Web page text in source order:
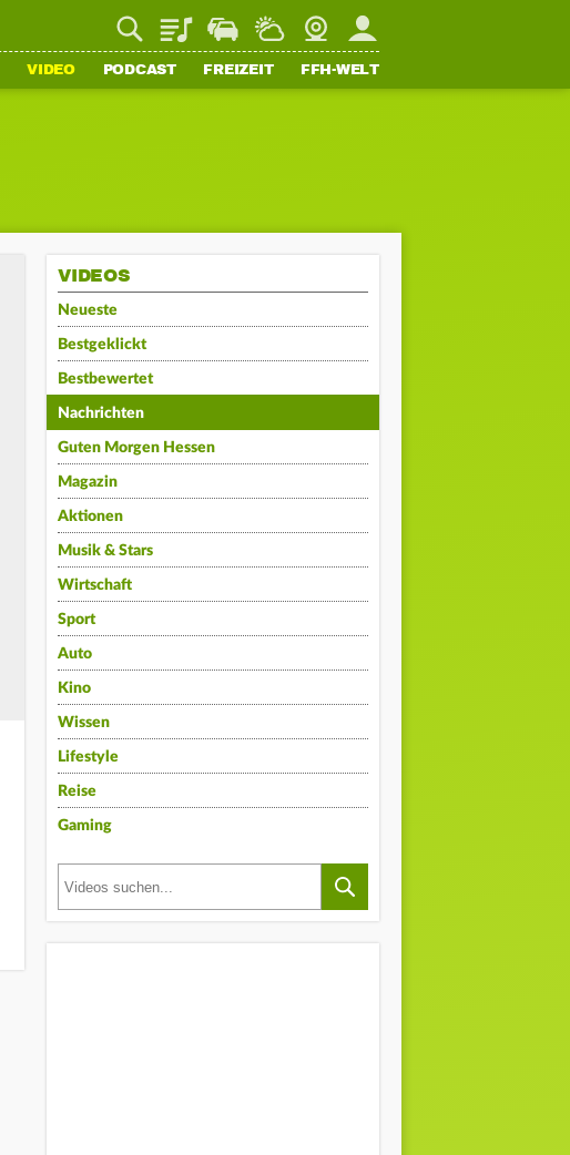
PlaylistStaupilotWetterWebcamMein FFH
VIDEO PODCAST FREIZEIT FFH-WELT
VIDEOS
Neueste
Bestgeklickt
Bestbewertet
Nachrichten
Guten Morgen Hessen
Magazin
Aktionen
Musik & Stars
Wirtschaft
Sport
Auto
Kino
Wissen
Lifestyle
Reise
Gaming